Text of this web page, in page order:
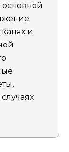
основной
и